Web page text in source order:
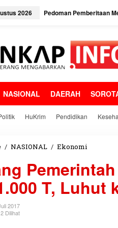
2026 Pedoman Pemberitaan
NASIONAL DAERAH
HuKrim Pendidikan
/ NASIONAL / Ekonomi
t
a
n
g
T, Luhut
2017
Dilihat